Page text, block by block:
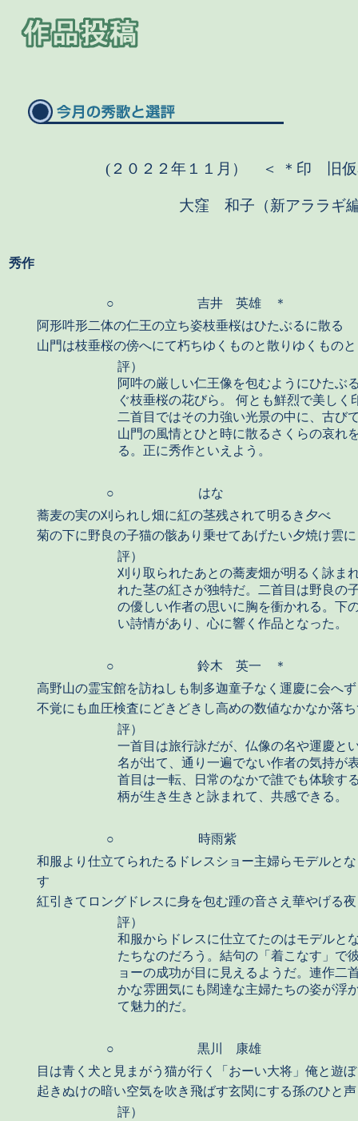
(２０２２年１１月） ＜ ＊印 旧
大窪 和子（新アララギ
秀作
○
吉井 英雄 ＊
阿形吽形二体の仁王の立ち姿枝垂桜はひたぶるに散る
山門は枝垂桜の傍へにて朽ちゆくものと散りゆくものと
評）
阿吽の厳しい仁王像を包むようにひたぶ
ぐ枝垂桜の花びら。 何とも鮮烈で美しく
二首目ではその力強い光景の中に、古び
山門の風情とひと時に散るさくらの哀れ
る。正に秀作といえよう。
○
はな
蕎麦の実の刈られし畑に紅の茎残されて明るき夕べ
菊の下に野良の子猫の骸あり乗せてあげたい夕焼け雲に
評）
刈り取られたあとの蕎麦畑が明るく詠ま
れた茎の紅さが独特だ。二首目は野良の
の優しい作者の思いに胸を衝かれる。下
い詩情があり、心に響く作品となった。
○
鈴木 英一 ＊
高野山の霊宝館を訪ねしも制多迦童子なく運慶に会へず
不覚にも血圧検査にどきどきし高めの数値なかなか落
評）
一首目は旅行詠だが、仏像の名や運慶と
名が出て、通り一遍でない作者の気持が
首目は一転、日常のなかで誰でも体験す
柄が生き生きと詠まれて、共感できる。
○
時雨紫
和服より仕立てられたるドレスショー主婦らモデルと
す
紅引きてロングドレスに身を包む踵の音さえ華やげる夜
評）
和服からドレスに仕立てたのはモデルと
たちなのだろう。結句の「着こなす」で
ョーの成功が目に見えるようだ。連作二
かな雰囲気にも闊達な主婦たちの姿が浮
て魅力的だ。
○
黒川 康雄
目は青く犬と見まがう猫が行く「おーい大将」俺と遊
起きぬけの暗い空気を吹き飛ばす玄関にする孫のひと声
評）